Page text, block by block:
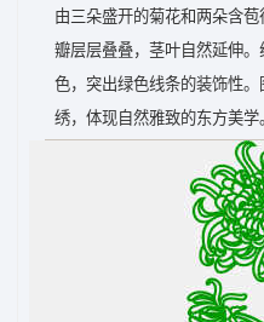
由三朵盛开的菊花和两朵含
瓣层层叠叠，茎叶自然延伸
色，突出绿色线条的装饰性
绣，体现自然雅致的东方美学